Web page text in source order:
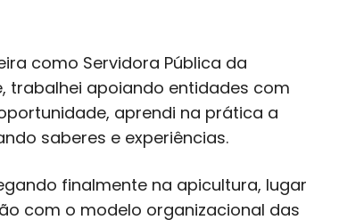
como Servidora Pública da
trabalhei apoiando entidades com
aprendi na prática a
saberes e experiências.
finalmente na apicultura, lugar
com o modelo organizacional das